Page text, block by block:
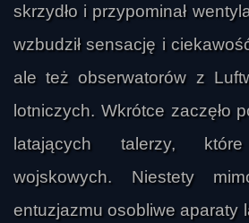
skrzydło i przypominał
wzbudził sensację i
ale też obserwatorów z
lotniczych. Wkrótce zaczęło
latających talerzy, które
wojskowych. Niestety
entuzjazmu osobliwe aparaty